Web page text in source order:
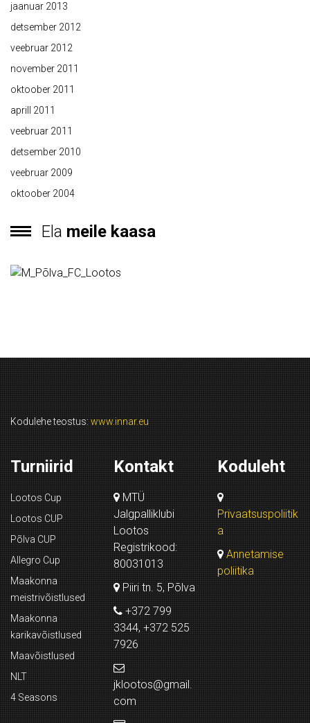
jaanuar 2013
detsember 2012
veebruar 2012
november 2011
oktoober 2011
aprill 2011
veebruar 2011
detsember 2010
veebruar 2009
oktoober 2004
Ela meile kaasa
Kodulehe teostus: www.innar.eu
Turniirid
Lootos Cup
Lootos CUP
Põlva CUP
Allegro Cup
Maakonna
meistrivõistlused
Maakonna
karikavõistlused
Maavõistlused
NLT
4 Seasons
Kontakt
MTÜ
Jalgpalliklubi
Lootos
Registrikood:
80031013
Piiri tn. 5, Põlva
+372 799
3344, +372 525
7926
jklootos@gmail.
com
Koduleht
Privaatsuspoliitik
a
Annetamise
poliitika